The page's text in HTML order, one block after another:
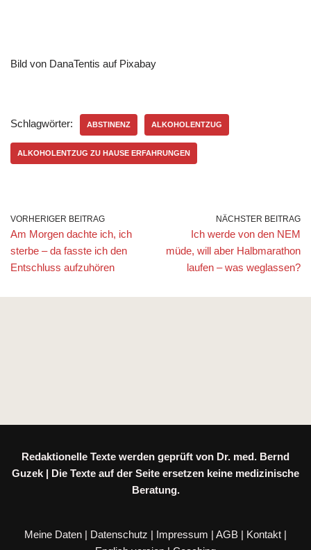
Bild von DanaTentis auf Pixabay
Schlagwörter: ABSTINENZ ALKOHOLENTZUG
ALKOHOLENTZUG ZU HAUSE ERFAHRUNGEN
VORHERIGER BEITRAG
Am Morgen dachte ich, ich
sterbe – da fasste ich den
Entschluss aufzuhören
NÄCHSTER BEITRAG
Ich werde von den NEM
müde, will aber Halbmarathon
laufen – was weglassen?
Redaktionelle Texte werden geprüft von Dr. med. Bernd
Guzek | Die Texte auf der Seite ersetzen keine medizinische
Beratung.
Meine Daten | Datenschutz | Impressum | AGB | Kontakt |